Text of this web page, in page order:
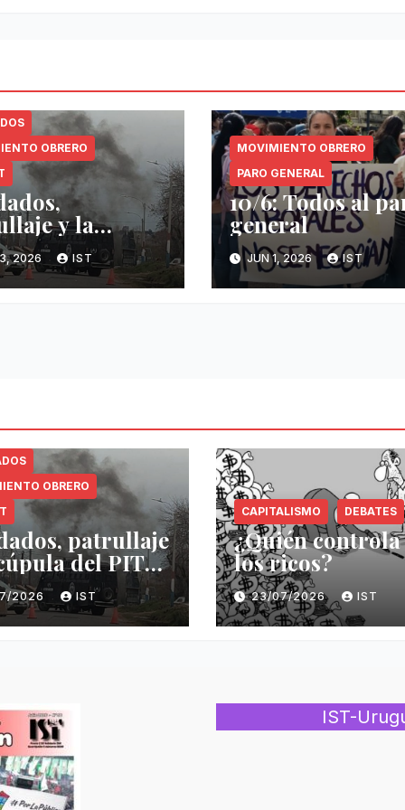
OBRERO
y la
del PIT-CNT
2026 IST
MOVIMIENTO OBRERO
PARO GENERAL
10/6: Todos al
general
JUN 1, 2026 IST
OBRERO
patrullaje
del PIT-
2026 IST
CAPITALISMO DEBATES
¿Quién controla
los ricos?
23/07/2026 IST
IST-